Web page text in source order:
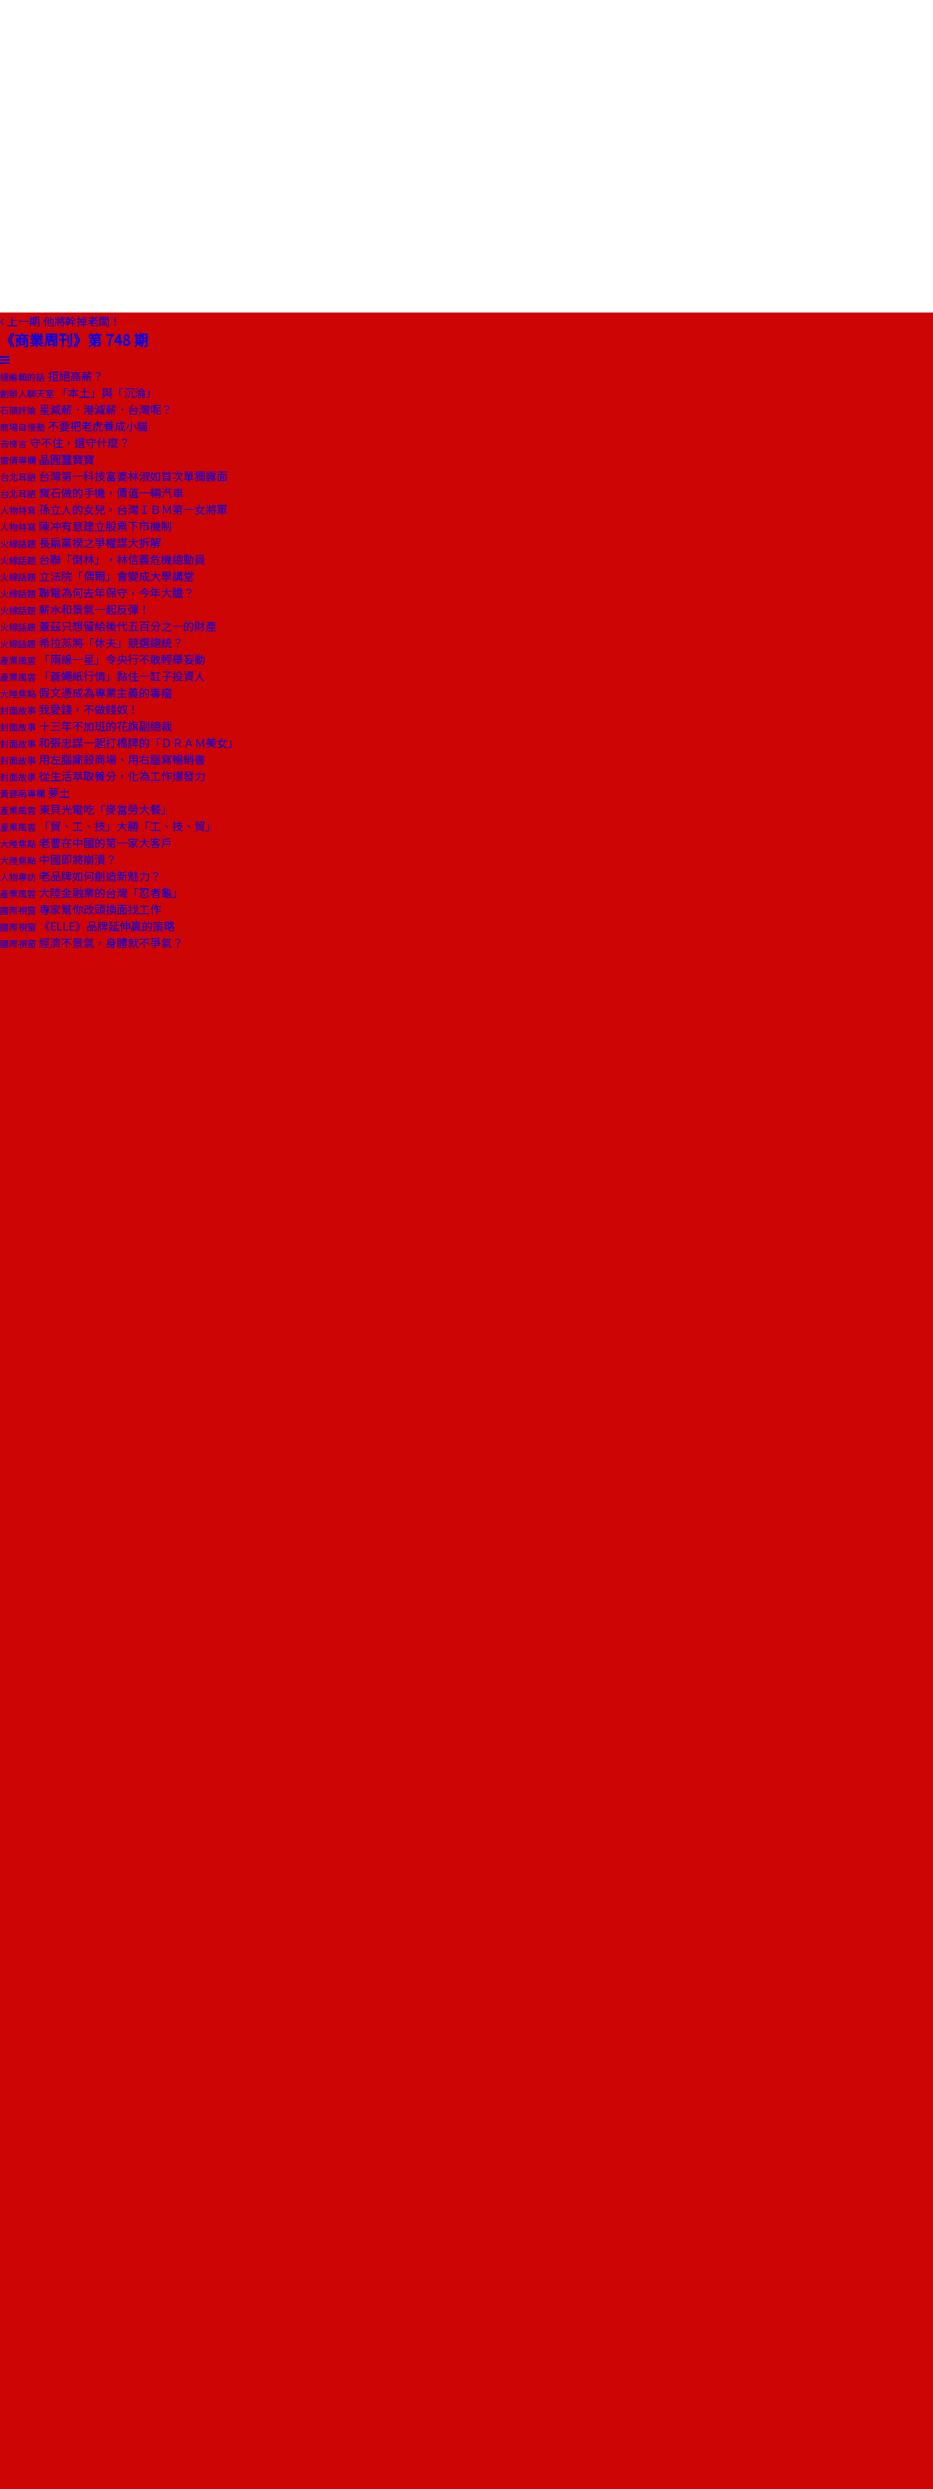
上一期 他將幹掉老闆！
《商業周刊》第 748 期
總編輯的話 拒絕高薪？
創辦人聊天室 「本土」與「沉淪」
石頭評論 星減薪．港減薪．台灣呢？
商場自慢塾 不要把老虎養成小貓
去梯言 守不住，還守什麼？
雷倩專欄 晶圓蠶寶寶
台北耳語 台灣第一科技富婆林淑如首次單獨露面
台北耳語 寶石做的手機，價值一輛汽車
人物特寫 孫立人的女兒，台灣ＩＢＭ第一女將軍
人物特寫 陳冲有意建立股票下市機制
火線話題 長扁黨揆之爭權謀大拆解
火線話題 台聯「倒林」，林信義危機總動員
火線話題 立法院「偶爾」會變成大學講堂
火線話題 聯電為何去年保守，今年大膽？
火線話題 薪水和景氣一起反彈！
火線話題 蓋茲只想留給後代五百分之一的財產
火線話題 希拉蕊將「休夫」競選總統？
產業風雲 「兩線一星」令央行不敢輕舉妄動
產業風雲 「蒼蠅紙行情」黏住一缸子投資人
大陸焦點 假文憑成為專業主義的毒瘤
封面故事 我愛錢，不做錢奴！
封面故事 十三年不加班的花旗副總裁
封面故事 和張忠謀一起打橋牌的「ＤＲＡＭ美女」
封面故事 用左腦廝殺商場、用右腦寫暢銷書
封面故事 從生活萃取養分，化為工作爆發力
黃建南專欄 夢土
產業風雲 東貝光電吃「麥當勞大餐」
產業風雲 「貿、工、技」大勝「工、技、貿」
大陸焦點 老曹在中國的第一家大客戶
大陸焦點 中國即將崩潰？
人物專訪 老品牌如何創造新魅力？
產業風雲 大陸金融業的台灣「忍者龜」
國際視窗 專家幫你改頭換面找工作
國際視窗 《ELLE》品牌延伸贏的策略
國際視窗 經濟不景氣，身體就不爭氣？